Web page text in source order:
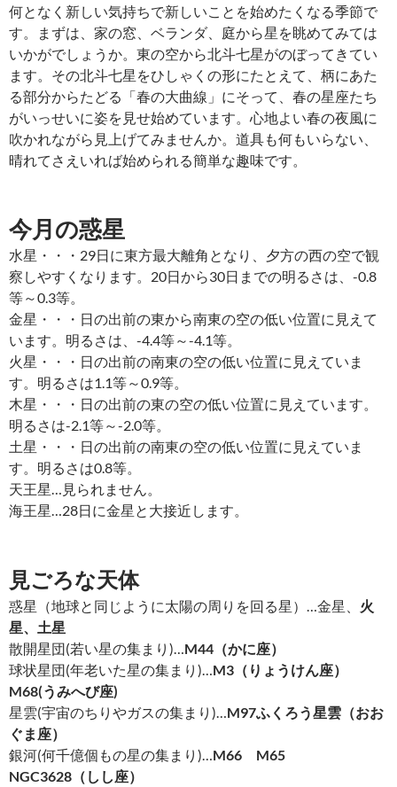
何となく新しい気持ちで新しいことを始めたくなる季節で
す。まずは、家の窓、ベランダ、庭から星を眺めてみては
いかがでしょうか。東の空から北斗七星がのぼってきてい
ます。その北斗七星をひしゃくの形にたとえて、柄にあた
る部分からたどる「春の大曲線」にそって、春の星座たち
がいっせいに姿を見せ始めています。心地よい春の夜風に
吹かれながら見上げてみませんか。道具も何もいらない、
晴れてさえいれば始められる簡単な趣味です。
今月の惑星
水星・・・29日に東方最大離角となり、夕方の西の空で観
察しやすくなります。20日から30日までの明るさは、-0.8
等～0.3等。
金星・・・日の出前の東から南東の空の低い位置に見えて
います。明るさは、-4.4等～-4.1等。
火星・・・日の出前の南東の空の低い位置に見えていま
す。明るさは1.1等～0.9等。
木星・・・日の出前の東の空の低い位置に見えています。
明るさは-2.1等～-2.0等。
土星・・・日の出前の南東の空の低い位置に見えていま
す。明るさは0.8等。
天王星…見られません。
海王星…28日に金星と大接近します。
見ごろな天体
惑星（地球と同じように太陽の周りを回る星）…金星、 火
星、土星
散開星団(若い星の集まり)…M44 （かに座）
球状星団(年老いた星の集まり)…M3 （りょうけん座）
M68(うみへび座)
星雲(宇宙のちりやガスの集まり)…M97ふくろう星雲（おお
ぐま座）
銀河(何千億個もの星の集まり)…M66 M65
NGC3628（しし座）